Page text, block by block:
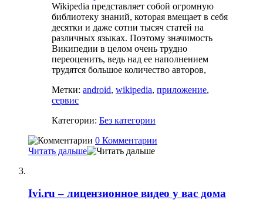
Wikipedia представляет собой огромную
библиотеку знаний, которая вмещает в себя
десятки и даже сотни тысяч статей на
различных языках. Поэтому значимость
Википедии в целом очень трудно
переоценить, ведь над ее наполнением
трудятся большое количество авторов,
Метки: android, wikipedia, приложение,
сервис
Категории: Без категории
0 Комментарии
Читать дальше
Ivi.ru – лицензионное видео у вас дома